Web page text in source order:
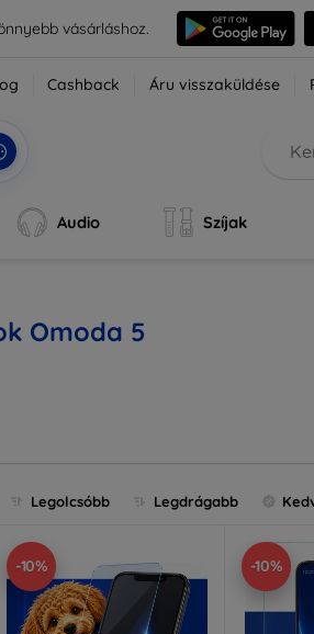
vásárláshoz.
Cashback Áru visszaküldése
Audio Szíjak
Omoda 5
Legolcsóbb Legdrágabb
-10% -10%